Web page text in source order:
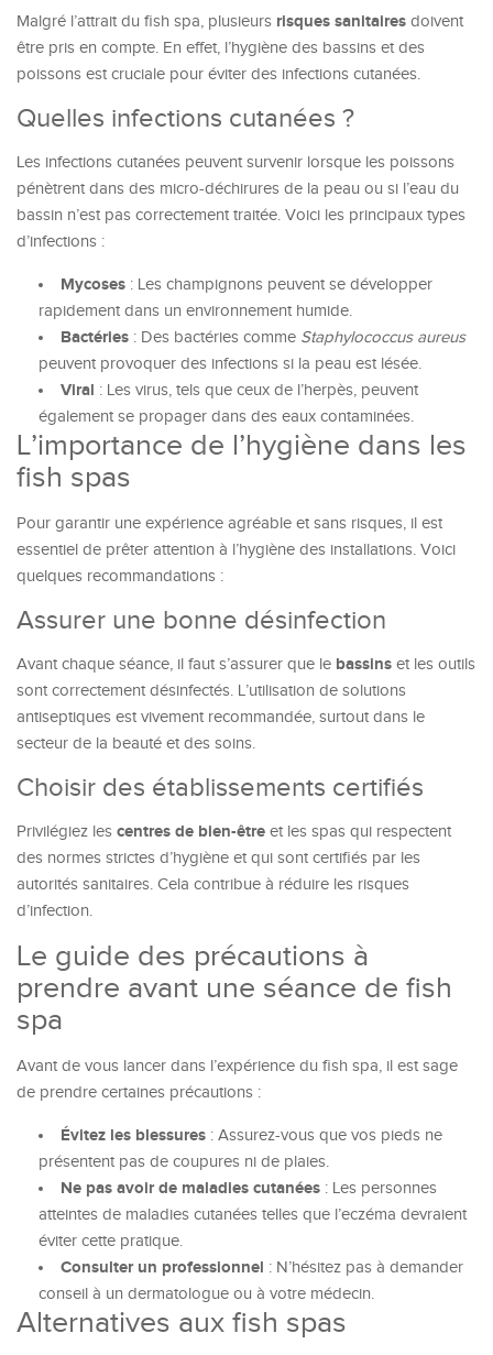
Malgré l’attrait du fish spa, plusieurs risques sanitaires doivent
être pris en compte. En effet, l’hygiène des bassins et des
poissons est cruciale pour éviter des infections cutanées.
Quelles infections cutanées ?
Les infections cutanées peuvent survenir lorsque les poissons
pénètrent dans des micro-déchirures de la peau ou si l’eau du
bassin n’est pas correctement traitée. Voici les principaux types
d’infections :
Mycoses : Les champignons peuvent se développer
rapidement dans un environnement humide.
Bactéries : Des bactéries comme Staphylococcus aureus
peuvent provoquer des infections si la peau est lésée.
Viral : Les virus, tels que ceux de l’herpès, peuvent
également se propager dans des eaux contaminées.
L’importance de l’hygiène dans les
fish spas
Pour garantir une expérience agréable et sans risques, il est
essentiel de prêter attention à l’hygiène des installations. Voici
quelques recommandations :
Assurer une bonne désinfection
Avant chaque séance, il faut s’assurer que le bassins et les outils
sont correctement désinfectés. L’utilisation de solutions
antiseptiques est vivement recommandée, surtout dans le
secteur de la beauté et des soins.
Choisir des établissements certifiés
Privilégiez les centres de bien-être et les spas qui respectent
des normes strictes d’hygiène et qui sont certifiés par les
autorités sanitaires. Cela contribue à réduire les risques
d’infection.
Le guide des précautions à
prendre avant une séance de fish
spa
Avant de vous lancer dans l’expérience du fish spa, il est sage
de prendre certaines précautions :
Évitez les blessures : Assurez-vous que vos pieds ne
présentent pas de coupures ni de plaies.
Ne pas avoir de maladies cutanées : Les personnes
atteintes de maladies cutanées telles que l’eczéma devraient
éviter cette pratique.
Consulter un professionnel : N’hésitez pas à demander
conseil à un dermatologue ou à votre médecin.
Alternatives aux fish spas